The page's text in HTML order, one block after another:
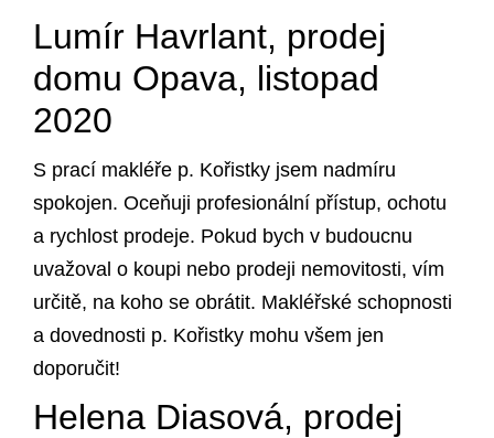
Lumír Havrlant, prodej
domu Opava, listopad
2020
S prací makléře p. Kořistky jsem nadmíru
spokojen. Oceňuji profesionální přístup, ochotu
a rychlost prodeje. Pokud bych v budoucnu
uvažoval o koupi nebo prodeji nemovitosti, vím
určitě, na koho se obrátit. Makléřské schopnosti
a dovednosti p. Kořistky mohu všem jen
doporučit!
Helena Diasová, prodej